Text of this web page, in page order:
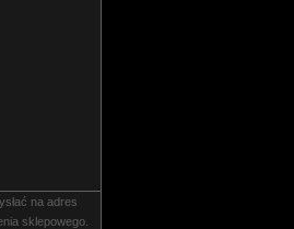
na adres
sklepowego.